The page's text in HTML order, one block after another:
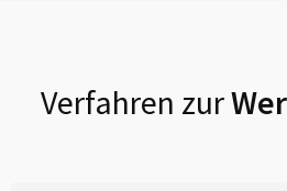
Verfahren zur